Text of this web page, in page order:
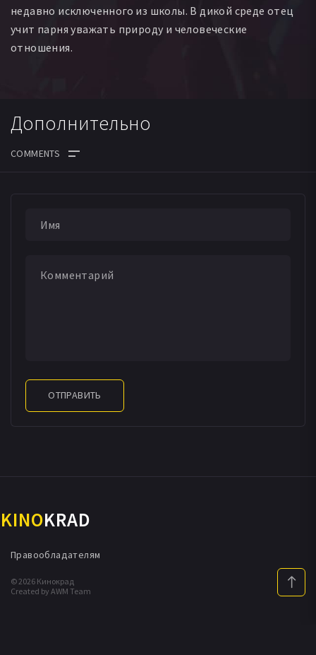
недавно исключенного из школы. В дикой среде отец
учит парня уважать природу и человеческие
отношения.
Дополнительно
ОТПРАВИТЬ
KINOKRAD
© 2026 Кинокрад
Created by AWM Team
Правообладателям